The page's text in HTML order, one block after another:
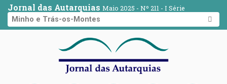
Jornal das Autarquias Maio 2025 - Nº 211 - I Série
Minho e Trás-os-Montes